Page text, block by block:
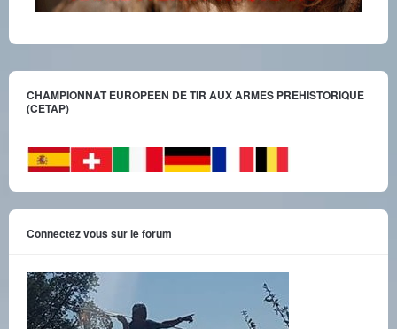
CHAMPIONNAT EUROPEEN DE TIR AUX ARMES PREHISTORIQUE
(CETAP)
Connectez vous sur le forum